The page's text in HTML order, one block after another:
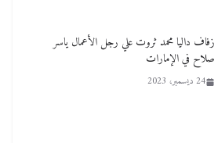
زفاف داليا محمد ثروت علي رجل الأعمال ياسر
صلاح في الإمارات
24 ديسمبر، 2023